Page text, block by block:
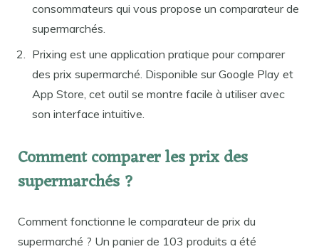
consommateurs qui vous propose un comparateur de
supermarchés.
Prixing est une application pratique pour comparer
des prix supermarché. Disponible sur Google Play et
App Store, cet outil se montre facile à utiliser avec
son interface intuitive.
Comment comparer les prix des
supermarchés ?
Comment fonctionne le comparateur de prix du
supermarché ? Un panier de 103 produits a été